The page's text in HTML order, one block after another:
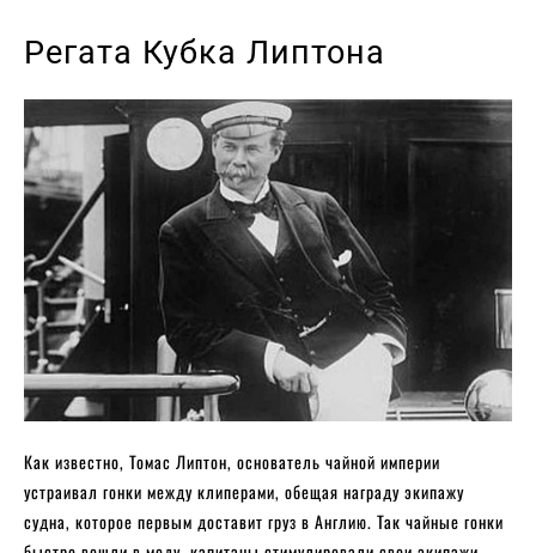
Регата Кубка Липтона
Как известно, Томас Липтон, основатель чайной империи
устраивал гонки между клиперами, обещая награду экипажу
судна, которое первым доставит груз в Англию. Так чайные гонки